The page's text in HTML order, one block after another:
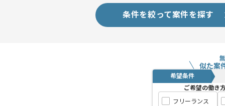
条件を絞って案件を探す
似た案
希望条件
ご希望の働き
フリーランス